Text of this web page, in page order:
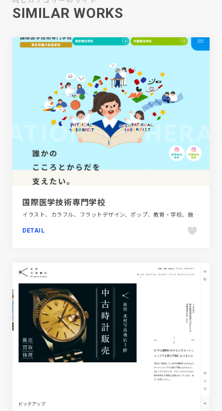
SIMILAR WORKS
国際医学技術専門学校
イラスト、カラフル、フラットデザイン、ポップ、教育・学校、施設・店舗サイト
DETAIL